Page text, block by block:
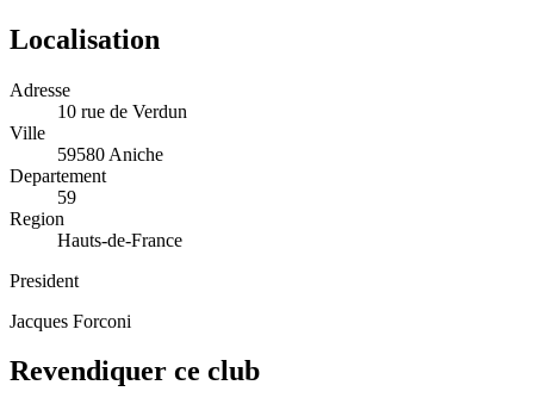
Localisation
Adresse
10 rue de Verdun
Ville
59580 Aniche
Departement
59
Region
Hauts-de-France
President
Jacques Forconi
Revendiquer ce club